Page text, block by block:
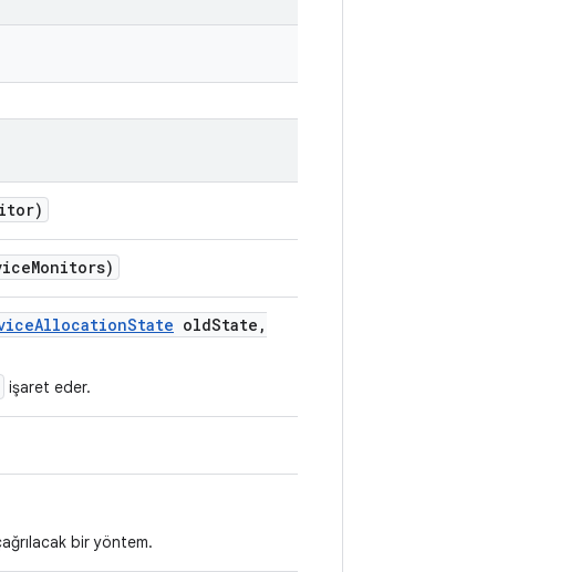
Monitors)
AllocationState oldState ,
işaret eder.
bir yöntem.